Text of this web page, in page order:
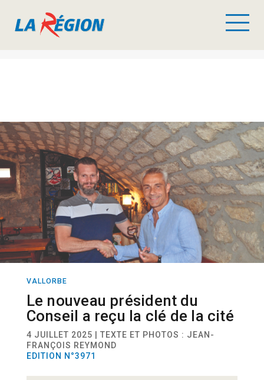
VALLORBE
Le nouveau président du
Conseil a reçu la clé de la cité
4 JUILLET 2025 | TEXTE ET PHOTOS : JEAN-
FRANÇOIS REYMOND
EDITION N°3971